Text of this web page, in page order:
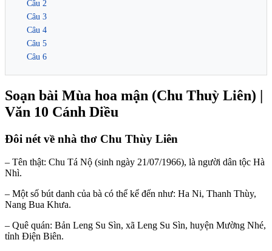
Câu 2
Câu 3
Câu 4
Câu 5
Câu 6
Soạn bài Mùa hoa mận (Chu Thuỳ Liên) |
Văn 10 Cánh Diều
Đôi nét về nhà thơ Chu Thùy Liên
– Tên thật: Chu Tá Nộ (sinh ngày 21/07/1966), là người dân tộc Hà
Nhì.
– Một số bút danh của bà có thể kể đến như: Ha Ni, Thanh Thùy,
Nang Bua Khưa.
– Quê quán: Bản Leng Su Sìn, xã Leng Su Sìn, huyện Mường Nhé,
tỉnh Điện Biên.